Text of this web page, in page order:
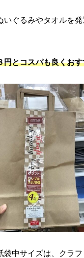
いぐるみやタオルを
円とコスパも良くお
袋中サイズは、クラフ